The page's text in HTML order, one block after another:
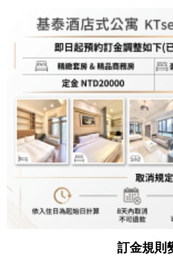
訂金規則